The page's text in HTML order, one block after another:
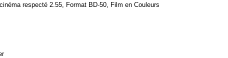
respecté 2.55, Format BD-50, Film en Couleurs